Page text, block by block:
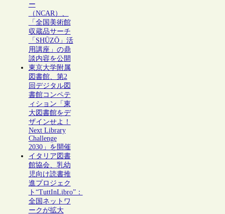
ー
（NCAR）、
「全国美術館
収蔵品サーチ
「SHŪZŌ」活
用講座」の鼎
談内容を公開
東京大学附属
図書館、第2
回デジタル図
書館コンペテ
ィション「東
大図書館をデ
ザインせよ！
Next Library
Challenge
2030」を開催
イタリア図書
館協会、乳幼
児向け読書推
進プロジェク
ト“TuttInLibro”：
全国ネットワ
ークが拡大